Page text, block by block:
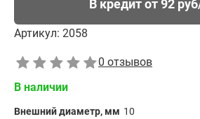
В кредит от 92
Артикул: 2058
0 отзывов
В наличии
Внешний диаметр, мм 10